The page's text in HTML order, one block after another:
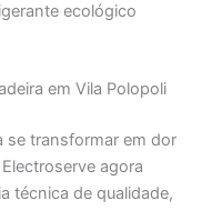
ecológico
em Vila Polopoli
se transformar em dor
agora
técnica de qualidade,